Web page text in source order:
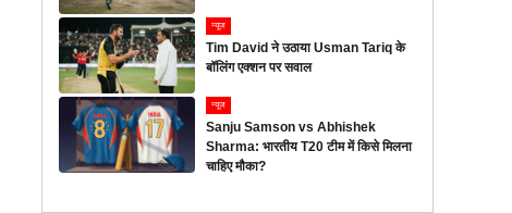
न्यूज
Tim David ने उठाया Usman Tariq के
बॉलिंग एक्शन पर सवाल
न्यूज
Sanju Samson vs Abhishek
Sharma: भारतीय T20 टीम में किसे मिलना
चाहिए मौका?